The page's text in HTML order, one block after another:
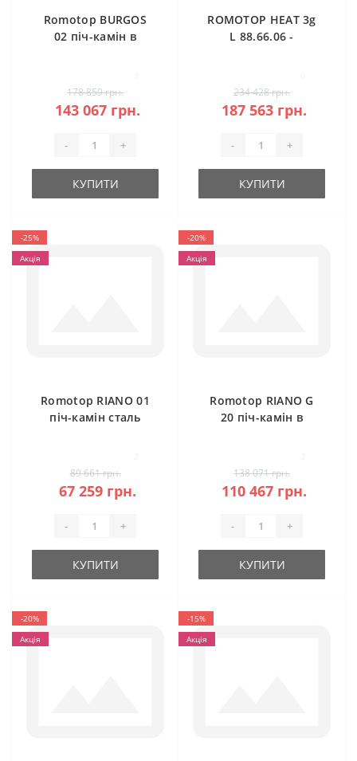
Romotop BURGOS
02 піч-камін в
178 859 грн.
143 067 грн.
- +
КУПИТИ
ROMOTOP HEAT 3g
L 88.66.06 -
камера)
234 428 грн.
187 563 грн.
- +
КУПИТИ
-25%
Акція
Romotop RIANO 01
піч-камін сталь
89 661 грн.
67 259 грн.
- +
КУПИТИ
-20%
Акція
Romotop RIANO G
20 піч-камін в
138 071 грн.
110 467 грн.
- +
КУПИТИ
-20%
Акція
-15%
Акція